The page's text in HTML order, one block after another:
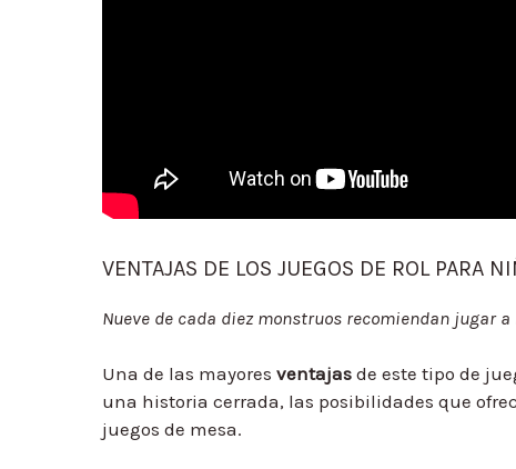
VENTAJAS DE LOS JUEGOS DE ROL PARA
Nueve de cada diez monstruos recomiendan jugar
Una de las mayores ventajas de este tipo de
una historia cerrada, las posibilidades que
juegos de mesa.